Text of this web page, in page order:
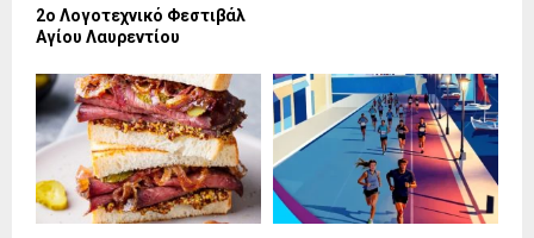
2ο Λογοτεχνικό Φεστιβάλ
Αγίου Λαυρεντίου